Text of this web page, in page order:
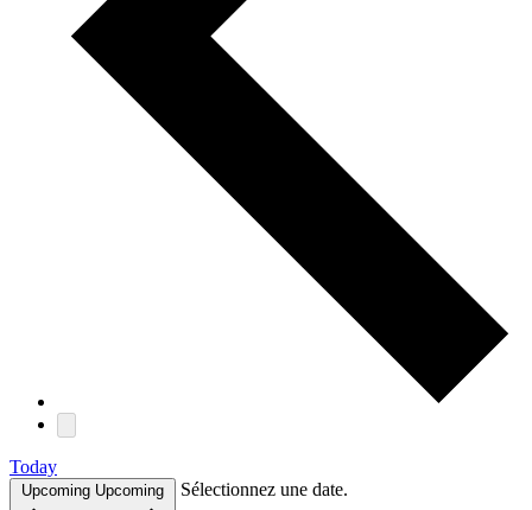
Today
Upcoming Upcoming Sélectionnez une date.